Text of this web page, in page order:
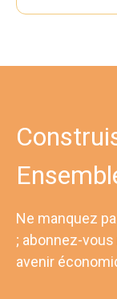
Ne manquez
; abonnez-
avenir